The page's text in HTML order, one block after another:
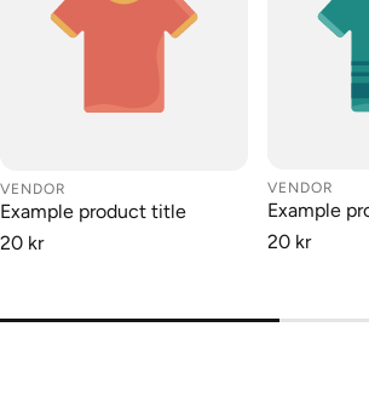
VENDOR
Example product title
20 kr
VENDOR
Example
20 kr